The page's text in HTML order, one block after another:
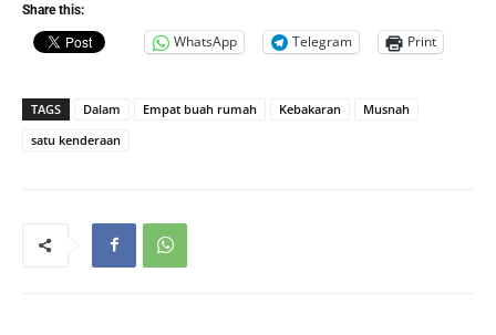
Share this:
WhatsApp Telegram Print
TAGS Dalam Empat buah rumah Kebakaran
Musnah
satu kenderaan